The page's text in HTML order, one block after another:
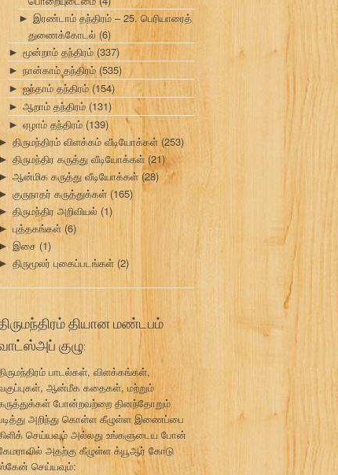
► இரண்டாம் தந்திரம் – 25. பெரியாரைத்
துணைக்கோடல் (6)
► மூன்றாம் தந்திரம் (337)
► நான்காம் தந்திரம் (535)
► ஐந்தாம் தந்திரம் (154)
► ஆறாம் தந்திரம் (131)
► ஏழாம் தந்திரம் (139)
► திருமந்திரம் விளக்கம் வீடியோக்கள் (253)
► திருமந்திர கருத்து வீடியோக்கள்(21)
► ஆன்மிக கருத்து வீடியோக்கள் (28)
► குருநாதர் கருத்துக்கள் (165)
► திருமந்திர அறிவியல் (1)
► புத்தகங்கள் (6)
► இசை (1)
► திருமூலர் புகைப்படங்கள் (2)
தியான மண்டபம்
குழு:
பாடல்கள், விளக்கங்கள்,
ஆன்மீக கதைகள், மற்றும்
போன்றவற்றை தினந்தோறும்
அறிந்து கொள்ள கீழுள்ள இணைப்பை
செய்யவும் அல்லது உங்களுடைய போன்
அதற்கு கீழுள்ள க்யூஆர் கோடு
செய்யவும்: